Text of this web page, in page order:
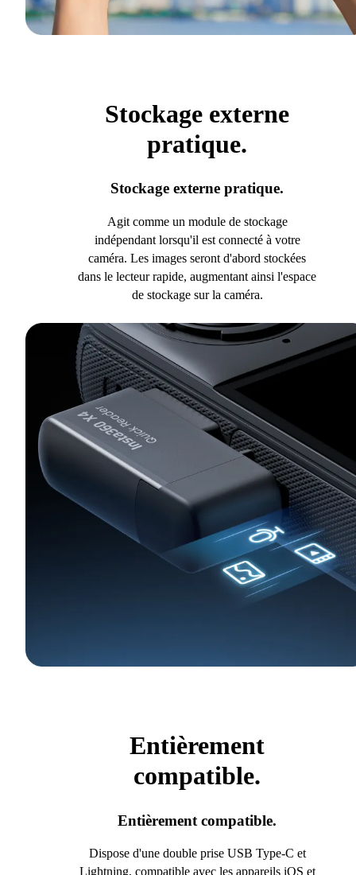
Stockage externe
pratique.
Stockage externe pratique.
Agit comme un module de stockage
indépendant lorsqu'il est connecté à votre
caméra. Les images seront d'abord stockées
dans le lecteur rapide, augmentant ainsi l'espace
de stockage sur la caméra.
Entièrement
compatible.
Entièrement compatible.
Dispose d'une double prise USB Type-C et
Lightning, compatible avec les appareils iOS et